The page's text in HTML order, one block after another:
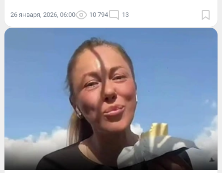
26 января, 2026, 06:00 10 794 13